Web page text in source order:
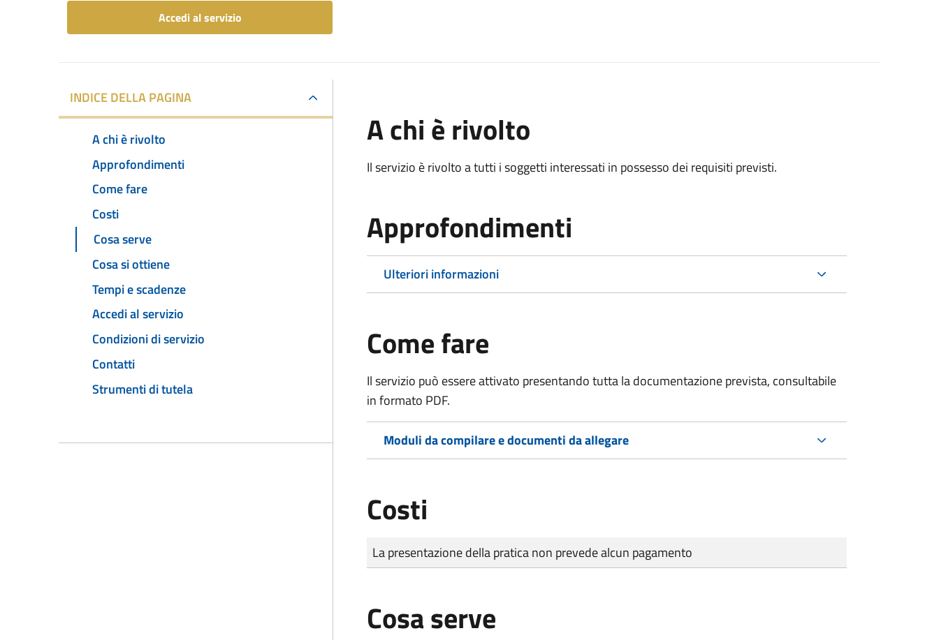
Accedi al servizio
INDICE DELLA PAGINA
A chi è rivolto
Approfondimenti
Come fare
Costi
Cosa serve
Cosa si ottiene
Tempi e scadenze
Accedi al servizio
Condizioni di servizio
Contatti
Strumenti di tutela
A chi è rivolto
Il servizio è rivolto a tutti i soggetti interessati in possesso dei requisiti previsti.
Approfondimenti
Ulteriori informazioni
Come fare
Il servizio può essere attivato presentando tutta la documentazione prevista, consultabile
in formato PDF.
Moduli da compilare e documenti da allegare
Costi
Tipo di pagamento
Importo
La presentazione della pratica non prevede alcun pagamento
Cosa serve